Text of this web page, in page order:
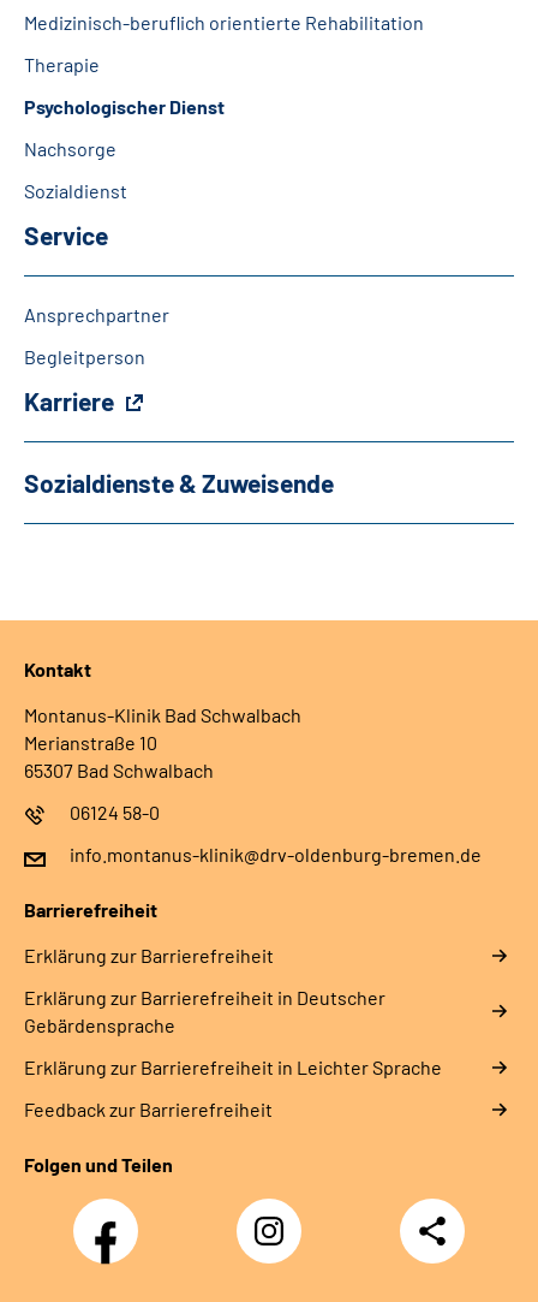
Medizinisch-beruflich orientierte Rehabilitation
Therapie
Psychologischer Dienst
Nachsorge
Sozialdienst
Service
Ansprechpartner
Begleitperson
Karriere
Sozialdienste & Zuweisende
Kontakt
Montanus-Klinik Bad Schwalbach
Merianstraße 10
65307 Bad Schwalbach
06124 58-0
info.montanus-klinik@drv-oldenburg-bremen.de
Barrierefreiheit
Erklärung zur Barrierefreiheit
Erklärung zur Barrierefreiheit in Deutscher
Gebärdensprache
Erklärung zur Barrierefreiheit in Leichter Sprache
Feedback zur Barrierefreiheit
Folgen und Teilen
Facebook Instagram
Teilen